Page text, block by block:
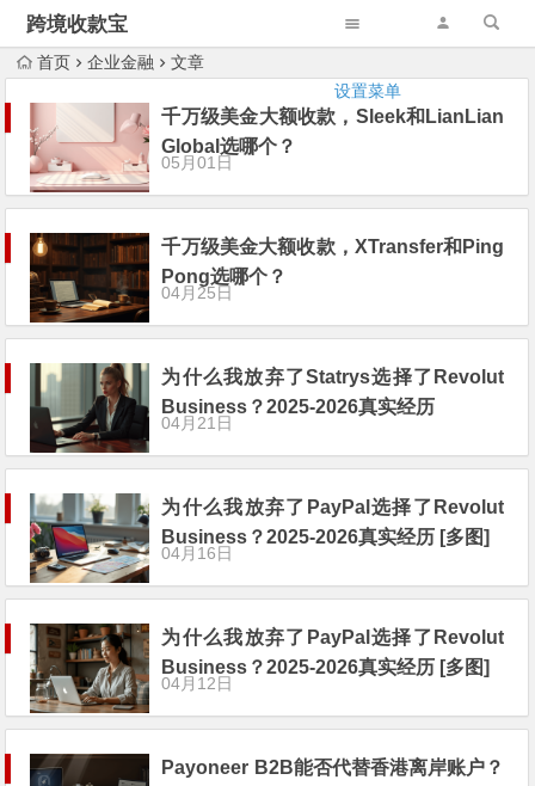
跨境收款宝
设置菜单
首页 企业金融 文章
千万级美金大额收款，Sleek和LianLian
Global选哪个？
05月01日
千万级美金大额收款，XTransfer和Ping
Pong选哪个？
04月25日
为什么我放弃了Statrys选择了Revolut
Business？2025-2026真实经历
04月21日
为什么我放弃了PayPal选择了Revolut
Business？2025-2026真实经历 [多图]
04月16日
为什么我放弃了PayPal选择了Revolut
Business？2025-2026真实经历 [多图]
04月12日
Payoneer B2B能否代替香港离岸账户？